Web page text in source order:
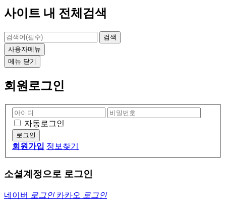
사이트 내 전체검색
검색
사용자메뉴
메뉴 닫기
회원로그인
자동로그인
회원가입 정보찾기
소셜계정으로 로그인
네이버 로그인 카카오 로그인